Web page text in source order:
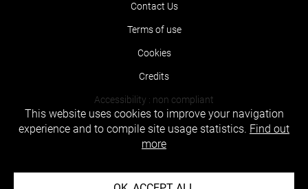
Contact Us
Terms of use
Cookies
Credits
Accessibility : non compliant
This website uses cookies to improve your navigation
experience and to compile site usage statistics. Find out
more